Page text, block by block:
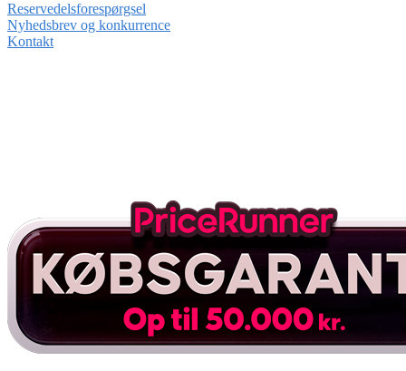
Reservedelsforespørgsel
Nyhedsbrev og konkurrence
Kontakt